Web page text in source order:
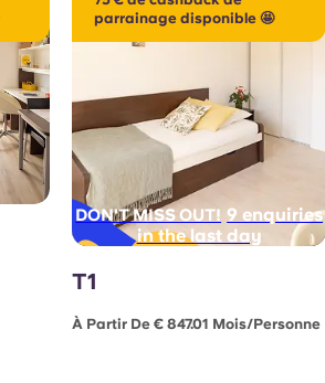
parrainage disponible 🤩
DON'T MISS OUT! 9 enquiries
in the last day
T1
À Partir De € 847.01 Mois/personne